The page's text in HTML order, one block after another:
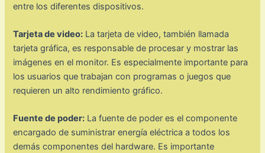
entre los diferentes dispositivos.
Tarjeta de video: La tarjeta de video, también llamada
tarjeta gráfica, es responsable de procesar y mostrar las
imágenes en el monitor. Es especialmente importante para
los usuarios que trabajan con programas o juegos que
requieren un alto rendimiento gráfico.
Fuente de poder: La fuente de poder es el componente
encargado de suministrar energía eléctrica a todos los
demás componentes del hardware. Es importante